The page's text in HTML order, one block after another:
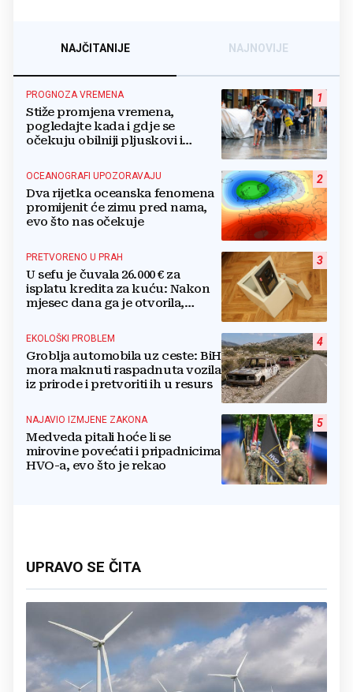
NAJČITANIJE NAJNOVIJE
1
PROGNOZA VREMENA
Stiže promjena vremena,
pogledajte kada i gdje se
očekuju obilniji pljuskovi i
2
OCEANOGRAFI UPOZORAVAJU
Dva rijetka oceanska fenomena
promijenit će zimu pred nama,
evo što nas očekuje
3
PRETVORENO U PRAH
U sefu je čuvala 26.000 € za
isplatu kredita za kuću: Nakon
mjesec dana ga je otvorila,
4
EKOLOŠKI PROBLEM
Groblja automobila uz ceste: BiH
mora maknuti raspadnuta vozila
iz prirode i pretvoriti ih u resurs
5
NAJAVIO IZMJENE ZAKONA
Medveda pitali hoće li se
mirovine povećati i pripadnicima
HVO-a, evo što je rekao
UPRAVO SE ČITA